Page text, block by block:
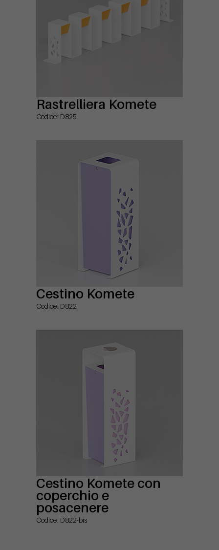
Rastrelliera Komete
Codice: D825
Cestino Komete
Codice: D822
Cestino Komete con
coperchio e
posacenere
Codice: D822-bis